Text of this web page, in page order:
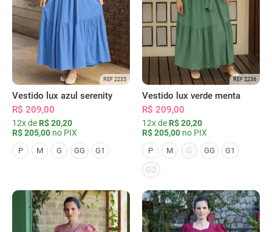
REF 2235
Vestido lux azul serenity
R$ 209,00
12x de R$ 20,20
R$ 205,00 no PIX
P M G GG G1
REF 2236
Vestido lux verde menta
R$ 209,00
12x de R$ 20,20
R$ 205,00 no PIX
P M G GG G1
G2